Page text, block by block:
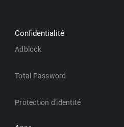
Confidentialité
Adblock
Total Password
Protection d'identité